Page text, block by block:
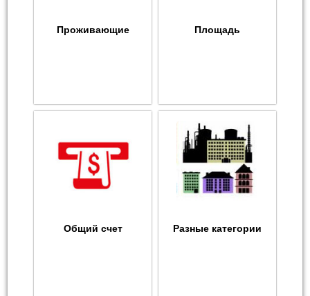
Проживающие Площадь
Общий счет Разные категории